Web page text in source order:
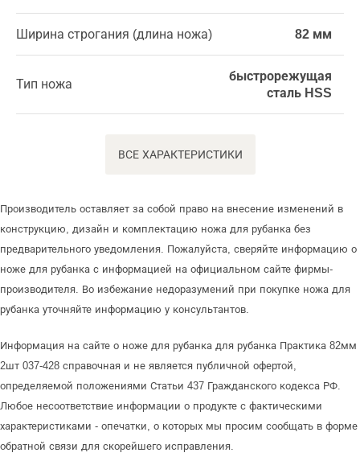
Ширина строгания (длина ножа) 82 мм
Тип ножа
быстрорежущая
сталь HSS
ВСЕ ХАРАКТЕРИСТИКИ
Производитель оставляет за собой право на внесение изменений в
конструкцию, дизайн и комплектацию ножа для рубанка без
предварительного уведомления. Пожалуйста, сверяйте информацию о
ноже для рубанка с информацией на официальном сайте фирмы-
производителя. Во избежание недоразумений при покупке ножа для
рубанка уточняйте информацию у консультантов.
Информация на сайте о ноже для рубанка для рубанка Практика 82мм
2шт 037-428 справочная и не является публичной офертой,
определяемой положениями Статьи 437 Гражданского кодекса РФ.
Любое несоответствие информации о продукте с фактическими
характеристиками - опечатки, о которых мы просим сообщать в форме
обратной связи для скорейшего исправления.